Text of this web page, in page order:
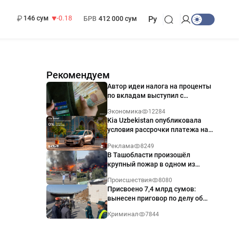
146 сум
-0.18
БРВ 412 000 сум Ру
Рекомендуем
Автор идеи налога на проценты
по вкладам выступил с
Экономика 12284
Kia Uzbekistan опубликовала
условия рассрочки платежа на
годовых
Реклама 8249
В Ташобласти произошёл
крупный пожар в одном из
Происшествия 8080
Присвоено 7,4 млрд сумов:
вынесен приговор по делу об
Ташкенте
Криминал 7844